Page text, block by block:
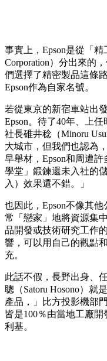
事實上，Epson是從「精
Corporation）分出來的
們選擇了精密製品這條
Epson作為自家名號。
若從東京的新宿車站出
Epson。待了40年、上
社長碓井稔（Minoru
大城市，但我們也認為
早舉材，Epson和周遭
學堂」鍛鍊還未入社的
入）效果還不錯。」
也因此，Epson不像其
常「戀家」地將資源集
品開發或技術研究工作
響，可以用自己的觀點
充。
此話不假，長野出身、
聰（Satoru Hosono）就
產品，」比方投影機部
皆是100％由當地工廠
利基。